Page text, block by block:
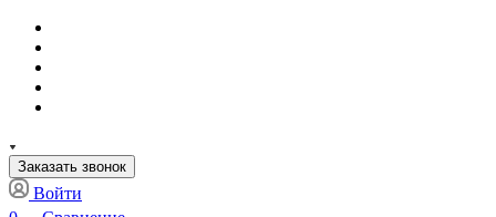
Заказать звонок
Войти